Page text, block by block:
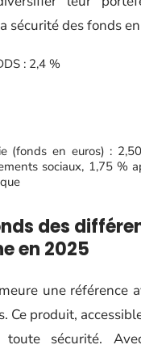
sécurité des fonds
: 2,4 %
(fonds en euros) :
sociaux, 1,75 %
des
en 2025
une référence
Ce produit,
toute sécurité.